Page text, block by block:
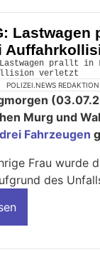
Lastwagen
POLIZEI.NEWS REDAKTION
Murg und
Fahrzeugen
Frau wurde
des